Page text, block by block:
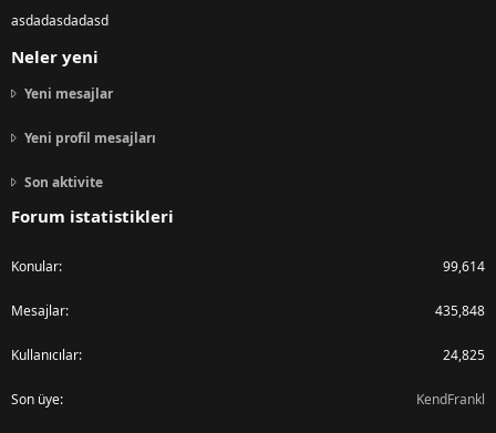
asdadasdadasd
Neler yeni
Yeni mesajlar
Yeni profil mesajları
Son aktivite
Forum istatistikleri
Konular 99,614
Mesajlar 435,848
Kullanıcılar 24,825
Son üye KendFrankl